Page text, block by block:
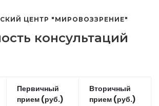
ЦЕНТР "МИРОВОЗЗРЕНИЕ"
консультаций
Первичный
прием (руб.)
Вторичный
прием (руб.)